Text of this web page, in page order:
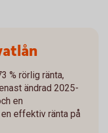
% rörlig ränta,
ändrad 2025-
en
effektiv ränta på